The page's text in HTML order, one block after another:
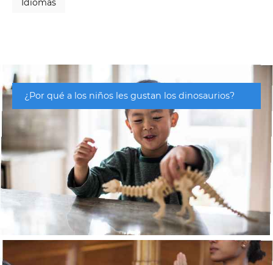
Idiomas
¿Por qué a los niños les gustan los dinosaurios?